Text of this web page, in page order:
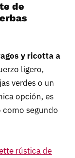
de
y ricotta a
ligero,
verdes o un
opción, es
como segundo
rústica de